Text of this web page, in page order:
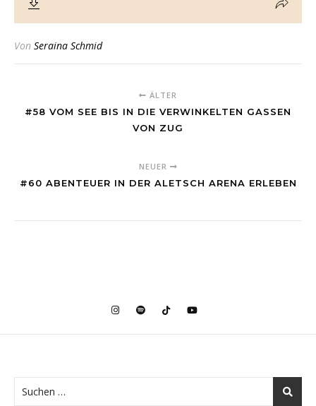
Von Seraina Schmid
ÄLTER
#58 VOM SEE BIS IN DIE VERWINKELTEN GASSEN
VON ZUG
NEUER
#60 ABENTEUER IN DER ALETSCH ARENA ERLEBEN